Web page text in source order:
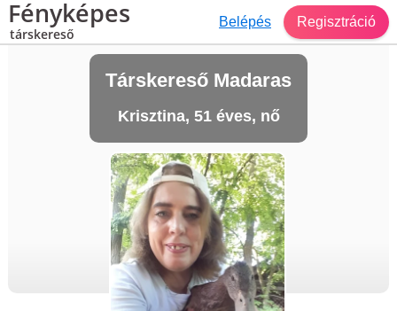
Fényképes
társkereső
Belépés Regisztráció
Társkereső Madaras
Krisztina, 51 éves, nő